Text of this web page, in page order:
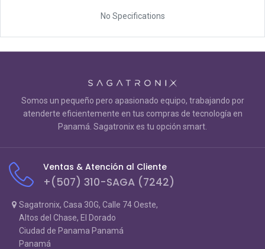
No Specifications
Somos un pequeño pero apasionado equipo, trabajando por
atenderte eficientemente en tus compras de tecnología en
Panamá. Sagatronix es tu opción smart.
Ventas & Atención al Cliente
+(507) 310-SAGA (7242)
Sagatronix, Casa 30G, Calle 74 Oeste,
Altos del Chase, El Dorado
Ciudad de Panama Panamá
Panamá